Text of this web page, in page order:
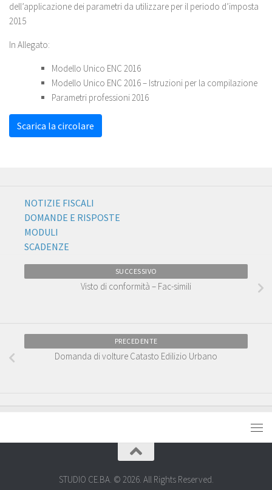
dell’applicazione dei parametri da utilizzare per il periodo d’imposta
2015
In Allegato:
Modello Unico ENC 2016
Modello Unico ENC 2016 – Istruzioni per la compilazione
Parametri professioni 2016
Scarica la circolare
NOTIZIE FISCALI
DOMANDE E RISPOSTE
MODULI
SCADENZE
SUCCESSIVO
Visto di conformità – Fac-simili
PRECEDENTE
Domanda di volture Catasto Edilizio Urbano
STUDIO CE.BA. © 2026. All Rights Reserved.